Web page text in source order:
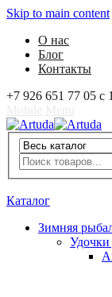
Skip to main content
О нас
Блог
Контакты
+7 926 651 77 05 с
Artuda
Search
Каталог
Зимняя
Удочки